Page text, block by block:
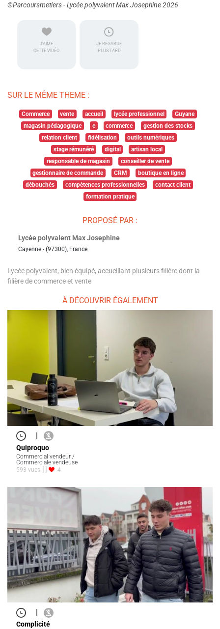
©Parcoursmetiers - Lycée polyvalent Max Josephine 2026
J'AIME
CETTE VIDÉO
JE REGARDE
PLUS TARD
SUR LE MÊME THEME :
Commerce vente accueil lycée professionnel
Guyane
magasin pédagogique
e commerce
gestion des stocks
relation client
fidélisation
outils numériques
stage rémunéré
digital
artisan local
responsable de magasin
conseiller de vente
gestionnaire de commande
CRM
boutique en ligne
débouchés
compétences professionnelles
contact client
formation pratique
PROPOSÉ PAR :
Lycée polyvalent Max Josephine
Cayenne - (97300), France
Lycée polyvalent, bien équipé, accueillant plusieurs filière dont la
filière de commerce et vente
À DÉCOUVRIR ÉGALEMENT
|
Quiproquo
Commercial vendeur /
Commerciale vendeuse
593 vues
4
|
Complicité